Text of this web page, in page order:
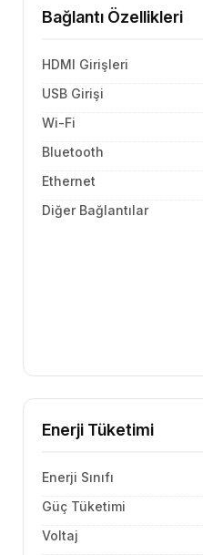
Bağlantı Özellikleri
HDMI Girişleri
USB Girişi
Wi-Fi
Bluetooth
Ethernet
Diğer Bağlantılar
Enerji Tüketimi
Enerji Sınıfı
Güç Tüketimi
Voltaj